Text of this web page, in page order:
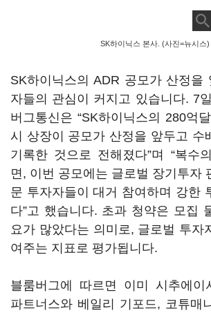
SK하이닉스 본사. (사진=뉴시스)
SK하이닉스의 ADR 공모가 산정을
자들의 관심이 커지고 있습니다. 7
버그통신은 “SK하이닉스의 280억
시 상장이 공모가 산정을 앞두고 수
기록한 것으로 전해졌다”며 “복수
면, 이번 공모에는 글로벌 장기투자
문 투자자들이 대거 참여하며 강한
다”고 했습니다. 초과 청약은 모집
요가 많았다는 의미로, 글로벌 투자
여주는 지표로 평가됩니다.
블룸버그에 따르면 이미 시추에이
파트너스와 베일리 기포드, 코튜매